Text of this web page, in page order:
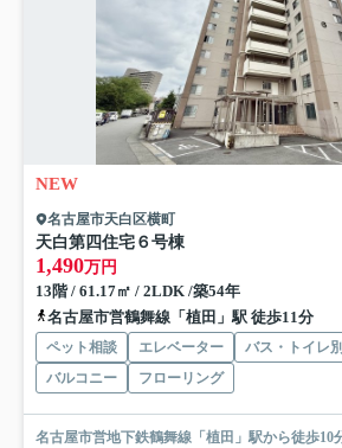
NEW
名古屋市天白区横町
天白第四住宅６号棟
1,490万円
13階 / 61.17㎡ / 2LDK /築54年
名古屋市営鶴舞線「植田」駅 徒歩11分
ペット相談 エレベーター バス・トイレ別
バルコニー
フローリング
名古屋市営地下鉄鶴舞線「植田」駅から徒歩10